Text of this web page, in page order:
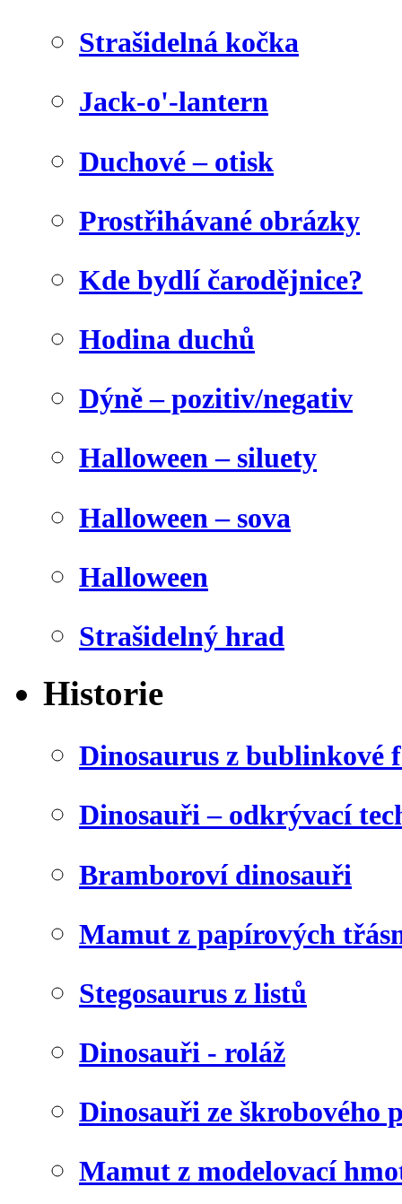
Strašidelná kočka
Jack-o'-lantern
Duchové – otisk
Prostřihávané obrázky
Kde bydlí čarodějnice?
Hodina duchů
Dýně – pozitiv/negativ
Halloween – siluety
Halloween – sova
Halloween
Strašidelný hrad
Historie
Dinosaurus z bublinkové
Dinosauři – odkrývací
Bramboroví dinosauři
Mamut z papírových
Stegosaurus z listů
Dinosauři - roláž
Dinosauři ze škrobového
Mamut z modelovací